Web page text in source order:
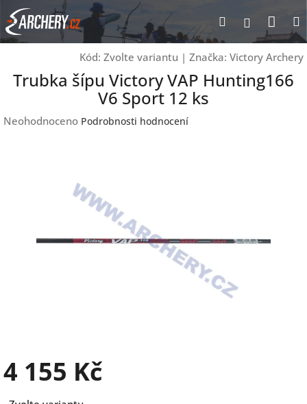
Přejít
na
obsah
Hledat
Kód: Zvolte variantu | Značka: Victory Archery
Trubka šípu Victory VAP Hunting166
V6 Sport 12 ks
Průměrné
Neohodnoceno Podrobnosti hodnocení
4 155 Kč